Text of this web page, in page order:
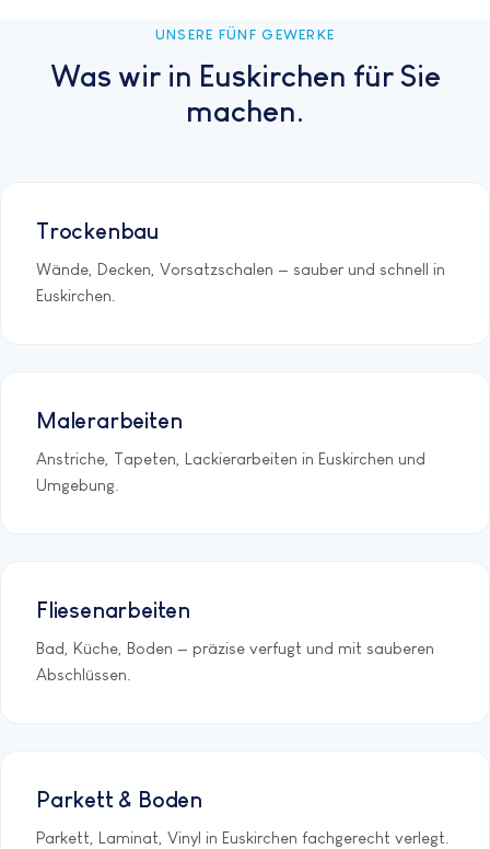
UNSERE FÜNF GEWERKE
Was wir in Euskirchen für Sie
machen.
Trockenbau
Wände, Decken, Vorsatzschalen — sauber und schnell in
Euskirchen.
Malerarbeiten
Anstriche, Tapeten, Lackierarbeiten in Euskirchen und
Umgebung.
Fliesenarbeiten
Bad, Küche, Boden — präzise verfugt und mit sauberen
Abschlüssen.
Parkett & Boden
Parkett, Laminat, Vinyl in Euskirchen fachgerecht verlegt.